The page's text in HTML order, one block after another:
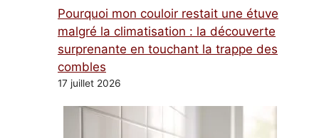
Pourquoi mon couloir restait une étuve
malgré la climatisation : la découverte
surprenante en touchant la trappe des
combles
17 juillet 2026